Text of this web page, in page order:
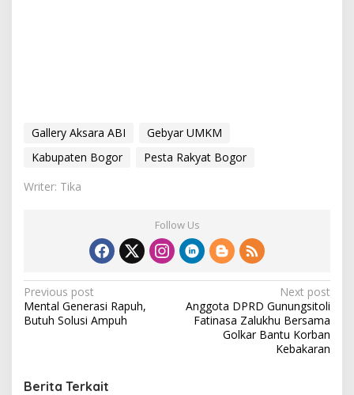
Gallery Aksara ABI
Gebyar UMKM
Kabupaten Bogor
Pesta Rakyat Bogor
Writer: Tika
Follow Us
P
o
n
Previous post
Mental Generasi Rapuh,
Butuh Solusi Ampuh
Next post
Anggota DPRD Gunungsitoli
Fatinasa Zalukhu Bersama
Golkar Bantu Korban
Kebakaran
Berita Terkait